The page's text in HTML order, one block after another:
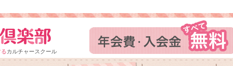
カルチャースクール